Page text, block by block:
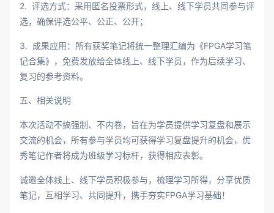
2. 评选方式：采用匿名投票形式，线上、线下学员共同参与评
选，确保评选公平、公正、公开；
3. 成果应用：所有获奖笔记将统一整理汇编为《FPGA学习笔
记合集》，免费发放给全体线上、线下学员，作为后续学习、
复习的参考资料。
五、相关说明
本次活动不搞强制、不内卷，旨在为学员提供学习复盘和展示
交流的机会，所有参与学员均可获得学习复盘提升的机会，优
秀笔记作者将成为班级学习标杆，获得相应表彰。
诚邀全体线上、线下学员积极参与，梳理学习所得，分享优质
笔记，互相学习、共同提升，携手夯实FPGA学习基础！